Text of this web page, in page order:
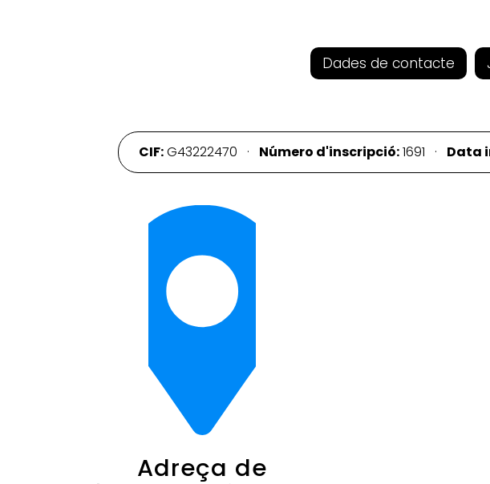
Dades de contacte
CIF:G43222470 · Número d'inscripció:1691 · Data
Adreça de